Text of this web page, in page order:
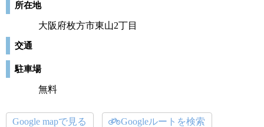
所在地
大阪府枚方市東山2丁目
交通
駐車場
無料
Google mapで見る Googleルートを検索